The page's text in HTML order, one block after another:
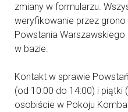
zmiany w formularzu.
weryfikowanie przez
Powstania Warszawskiego
w bazie.
Kontakt w sprawie
(od 10:00 do 14:00) i piątki
osobiście w Pokoju